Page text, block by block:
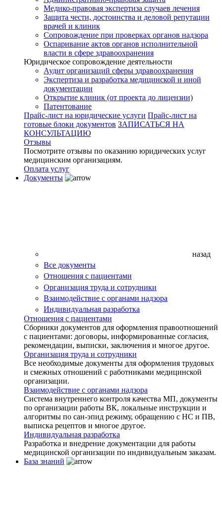
Медико-правовая экспертиза случаев лечения
Защита чести, достоинства и деловой репутации
врачей и клиник
Сопровождение при проверках органов надзора
Оспаривание актов органов исполнительной
власти в сфере здравоохранения
Юридическое сопровождение деятельности
Аудит организаций сферы здравоохранения
Экспертиза и разработка медицинской и иной
документации
Открытие клиник (от проекта до лицензии)
Патентование
Прайс-лист на юридические услуги Прайс-лист на
готовые блоки документов ЗАПИСАТЬСЯ НА
КОНСУЛЬТАЦИЮ
Отзывы
Посмотрите отзывы по оказанию юридических услуг
медицинским организациям.
Оплата услуг
Документы
назад
Все документы
Отношения с пациентами
Организация труда и сотрудники
Взаимодействие с органами надзора
Индивидуальная разработка
Отношения с пациентами
Сборники документов для оформления правоотношений
с пациентами: договоры, информированные согласия,
рекомендации, выписки, заключения и многое другое.
Организация труда и сотрудники
Все необходимые документы для оформления трудовых
и смежных отношений с работниками медицинской
организации.
Взаимодействие с органами надзора
Система внутреннего контроля качества МП, документы
по организации работы ВК, локальные инструкции и
алгоритмы по сан-эпид режиму, обращению с НС и ПВ,
выписка рецептов и многое другое.
Индивидуальная разработка
Разработка и внедрение документации для работы
медицинской организации по индивидуальным заказам.
База знаний